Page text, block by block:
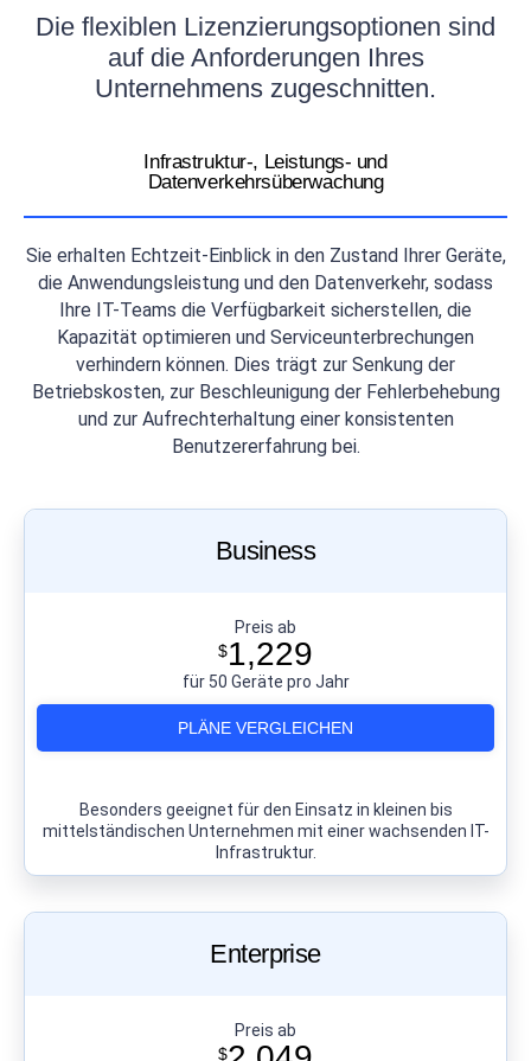
Die flexiblen Lizenzierungsoptionen sind
auf die Anforderungen Ihres
Unternehmens zugeschnitten.
Infrastruktur-, Leistungs- und
Datenverkehrsüberwachung
Sie erhalten Echtzeit-Einblick in den Zustand Ihrer Geräte,
die Anwendungsleistung und den Datenverkehr, sodass
Ihre IT-Teams die Verfügbarkeit sicherstellen, die
Kapazität optimieren und Serviceunterbrechungen
verhindern können. Dies trägt zur Senkung der
Betriebskosten, zur Beschleunigung der Fehlerbehebung
und zur Aufrechterhaltung einer konsistenten
Benutzererfahrung bei.
Business
Preis ab
$1,229
für 50 Geräte pro Jahr
PLÄNE VERGLEICHEN
Besonders geeignet für den Einsatz in kleinen bis
mittelständischen Unternehmen mit einer wachsenden IT-
Infrastruktur.
Enterprise
Preis ab
$